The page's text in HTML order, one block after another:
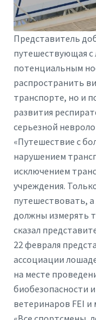
Представитель
путешествующая с
потенциальным
распространить
транспорте, но и
развития
серьезной
«Путешествие с
нарушением
исключением
учреждения.
путешествовать,
должны измерять
сказал
22 февраля
ассоциации
на месте
биобезопасности
ветеринаров FEI и